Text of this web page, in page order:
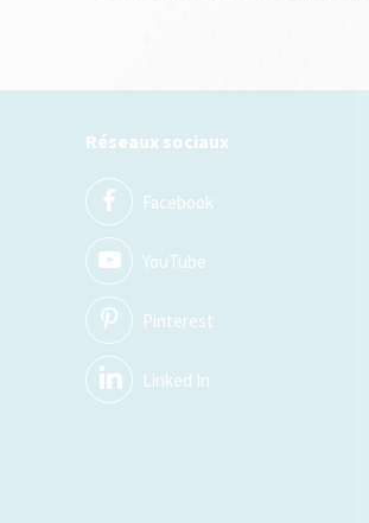
Réseaux sociaux
Facebook
YouTube
Pinterest
Linked In